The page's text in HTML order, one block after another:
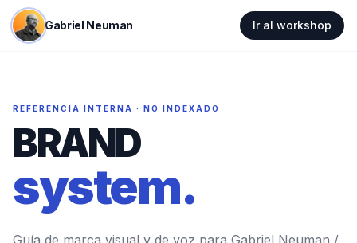
Gabriel Neuman Ir al workshop
REFERENCIA INTERNA · NO INDEXADO
BRAND
system.
Guía de marca visual y de voz para Gabriel Neuman /